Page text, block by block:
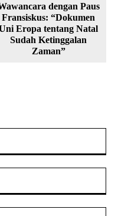
dengan Paus
Fransiskus: “Dokumen
Eropa tentang Natal
Sudah Ketinggalan
Zaman”